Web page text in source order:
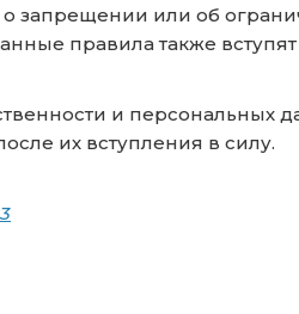
запрещении или об
правила также вступят
и
их вступления в силу.